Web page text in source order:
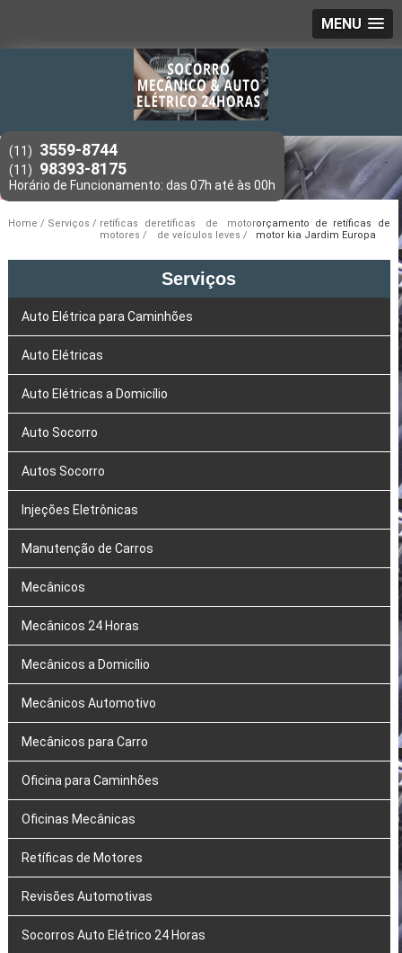
MENU
(11) 3559-8744
(11) 98393-8175
Home Serviços
retíficas de
motores
retíficas de motor
de veículos leves
orçamento de retíficas de
motor kia Jardim Europa
Serviços
Auto Elétrica para Caminhões
Auto Elétricas
Auto Elétricas a Domicílio
Auto Socorro
Autos Socorro
Injeções Eletrônicas
Manutenção de Carros
Mecânicos
Mecânicos 24 Horas
Mecânicos a Domicílio
Mecânicos Automotivo
Mecânicos para Carro
Oficina para Caminhões
Oficinas Mecânicas
Retíficas de Motores
Revisões Automotivas
Socorros Auto Elétrico 24 Horas